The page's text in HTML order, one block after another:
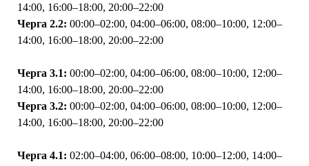
14:00, 16:00–18:00, 20:00–22:00
Черга 2.2: 00:00–02:00, 04:00–06:00, 08:00–10:00, 12:00–
14:00, 16:00–18:00, 20:00–22:00
Черга 3.1: 00:00–02:00, 04:00–06:00, 08:00–10:00, 12:00–
14:00, 16:00–18:00, 20:00–22:00
Черга 3.2: 00:00–02:00, 04:00–06:00, 08:00–10:00, 12:00–
14:00, 16:00–18:00, 20:00–22:00
Черга 4.1: 02:00–04:00, 06:00–08:00, 10:00–12:00, 14:00–